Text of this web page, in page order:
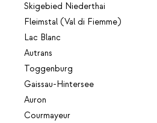
Skigebied Niederthai
Fleimstal (Val di Fiemme)
Lac Blanc
Autrans
Toggenburg
Gaissau-Hintersee
Auron
Courmayeur